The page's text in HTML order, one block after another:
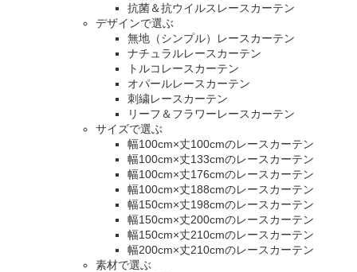
抗菌＆抗ウイルスレースカーテン
デザインで選ぶ
無地（シンプル）レースカーテン
ナチュラルレースカーテン
トルコレースカーテン
オパールレースカーテン
刺繍レースカーテン
リーフ＆フラワーレースカーテン
サイズで選ぶ
幅100cm×丈100cmのレースカーテン
幅100cm×丈133cmのレースカーテン
幅100cm×丈176cmのレースカーテン
幅100cm×丈188cmのレースカーテン
幅150cm×丈198cmのレースカーテン
幅150cm×丈200cmのレースカーテン
幅150cm×丈210cmのレースカーテン
幅200cm×丈210cmのレースカーテン
素材で選ぶ